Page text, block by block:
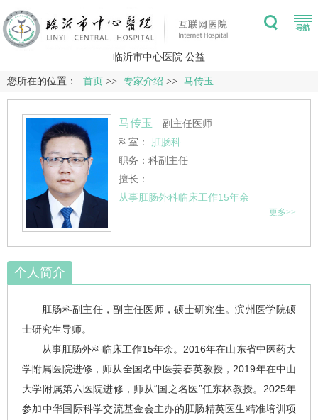
临沂市中心医院.公益
您所在的位置： 首页 >> 专家介绍 >> 马传玉
马传玉
副主任医师
科室：
肛肠科
职务：科副主任
擅长：
从事肛肠外科临床工作15年余
更多>>
个人简介
肛肠科副主任，副主任医师，硕士研究生。滨州医学院硕
士研究生导师。
从事肛肠外科临床工作15年余。2016年在山东省中医药大
学附属医院进修，师从全国名中医姜春英教授，2019年在中山
大学附属第六医院进修，师从“国之名医”任东林教授。2025年
参加中华国际科学交流基金会主办的肛肠精英医生精准培训项